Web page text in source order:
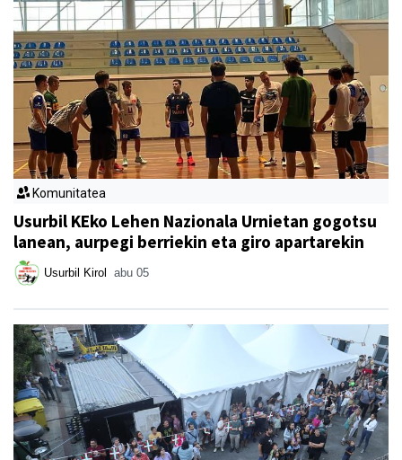
Komunitatea
Usurbil KEko Lehen Nazionala Urnietan gogotsu
lanean, aurpegi berriekin eta giro apartarekin
Usurbil Kirol abu 05